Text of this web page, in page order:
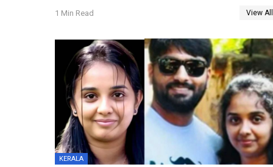
1 Min Read View All
KERALA